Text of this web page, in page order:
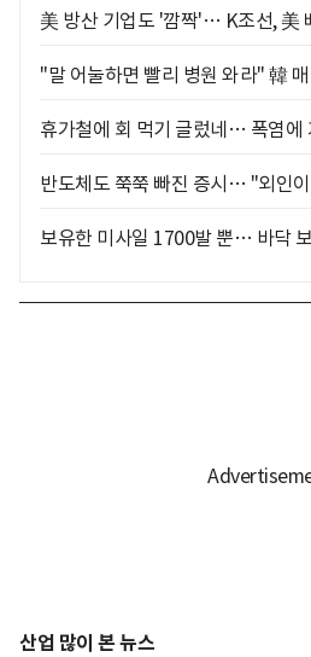
美 방산 기업도 '깜짝'… K조선, 美
"말 어눌하면 빨리 병원 와라" 韓
휴가철에 회 먹기 글렀네… 폭염에
반도체도 쭉쭉 빠진 증시… "외인
보유한 미사일 1700발 뿐… 바닥
산업 많이 본 뉴스